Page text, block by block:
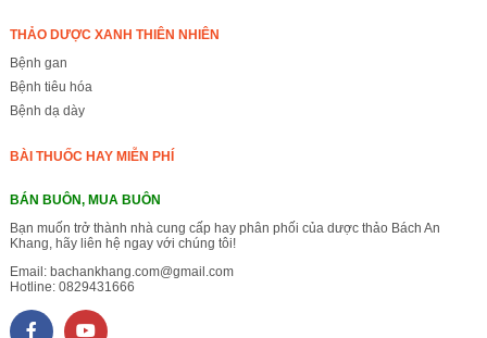
THẢO DƯỢC XANH THIÊN NHIÊN
Bệnh gan
Bệnh tiêu hóa
Bệnh dạ dày
BÀI THUỐC HAY MIỄN PHÍ
BÁN BUÔN, MUA BUÔN
Bạn muốn trở thành nhà cung cấp hay phân phối của dược thảo Bách An
Khang, hãy liên hệ ngay với chúng tôi!
Email: bachankhang.com@gmail.com
Hotline: 0829431666